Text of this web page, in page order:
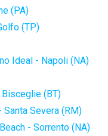
(PA)
(TP)
Ideal - Napoli (NA)
(BT)
Severa (RM)
- Sorrento (NA)